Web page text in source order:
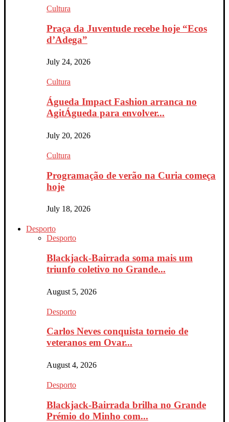
Cultura
Praça da Juventude recebe hoje “Ecos
d’Adega”
July 24, 2026
Cultura
Águeda Impact Fashion arranca no
AgitÁgueda para envolver...
July 20, 2026
Cultura
Programação de verão na Curia começa
hoje
July 18, 2026
Desporto
Desporto
Blackjack-Bairrada soma mais um
triunfo coletivo no Grande...
August 5, 2026
Desporto
Carlos Neves conquista torneio de
veteranos em Ovar...
August 4, 2026
Desporto
Blackjack-Bairrada brilha no Grande
Prémio do Minho com...